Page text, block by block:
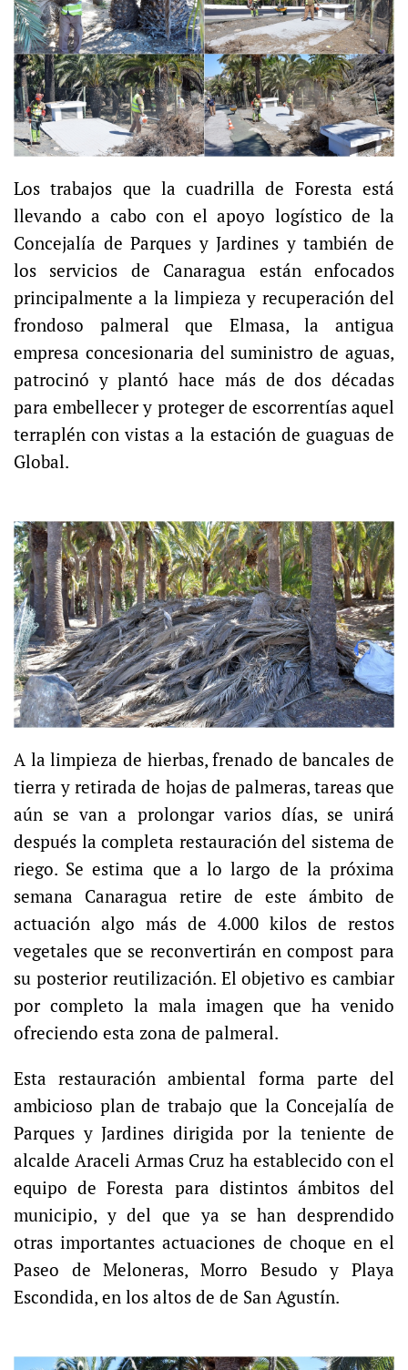
Los trabajos que la cuadrilla de Foresta está
llevando a cabo con el apoyo logístico de la
Concejalía de Parques y Jardines y también de
los servicios de Canaragua están enfocados
principalmente a la limpieza y recuperación del
frondoso palmeral que Elmasa, la antigua
empresa concesionaria del suministro de aguas,
patrocinó y plantó hace más de dos décadas
para embellecer y proteger de escorrentías aquel
terraplén con vistas a la estación de guaguas de
Global.
A la limpieza de hierbas, frenado de bancales de
tierra y retirada de hojas de palmeras, tareas que
aún se van a prolongar varios días, se unirá
después la completa restauración del sistema de
riego. Se estima que a lo largo de la próxima
semana Canaragua retire de este ámbito de
actuación algo más de 4.000 kilos de restos
vegetales que se reconvertirán en compost para
su posterior reutilización. El objetivo es cambiar
por completo la mala imagen que ha venido
ofreciendo esta zona de palmeral.
Esta restauración ambiental forma parte del
ambicioso plan de trabajo que la Concejalía de
Parques y Jardines dirigida por la teniente de
alcalde Araceli Armas Cruz ha establecido con el
equipo de Foresta para distintos ámbitos del
municipio, y del que ya se han desprendido
otras importantes actuaciones de choque en el
Paseo de Meloneras, Morro Besudo y Playa
Escondida, en los altos de de San Agustín.